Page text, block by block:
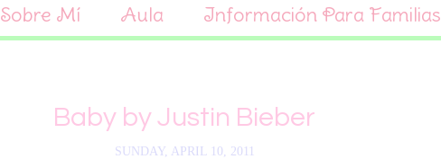
Sobre Mí Aula Información Para Familias
Baby by Justin Bieber
SUNDAY, APRIL 10, 2011